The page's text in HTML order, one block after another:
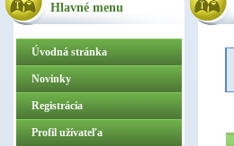
Hlavné menu
Úvodná stránka
Novinky
Registrácia
Profil užívateľa